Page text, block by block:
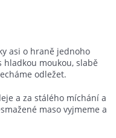
asi o hraně jednoho
moukou, slabě
odležet.
a za stálého míchání a
maso vyjmeme a